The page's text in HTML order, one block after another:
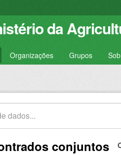
da
Organizações Grupos
conjuntos